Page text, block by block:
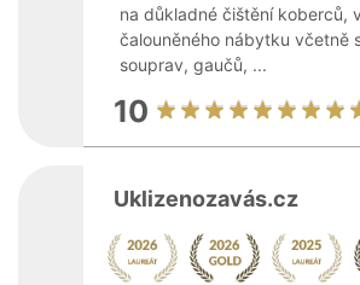
na důkladné čištění koberců,
čalouněného nábytku včetně
souprav, gaučů, ...
10
Uklizenozavás.cz